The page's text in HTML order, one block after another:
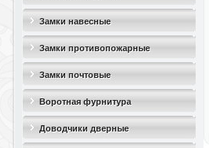
Замки навесные
Замки противопожарные
Замки почтовые
Воротная фурнитура
Доводчики дверные